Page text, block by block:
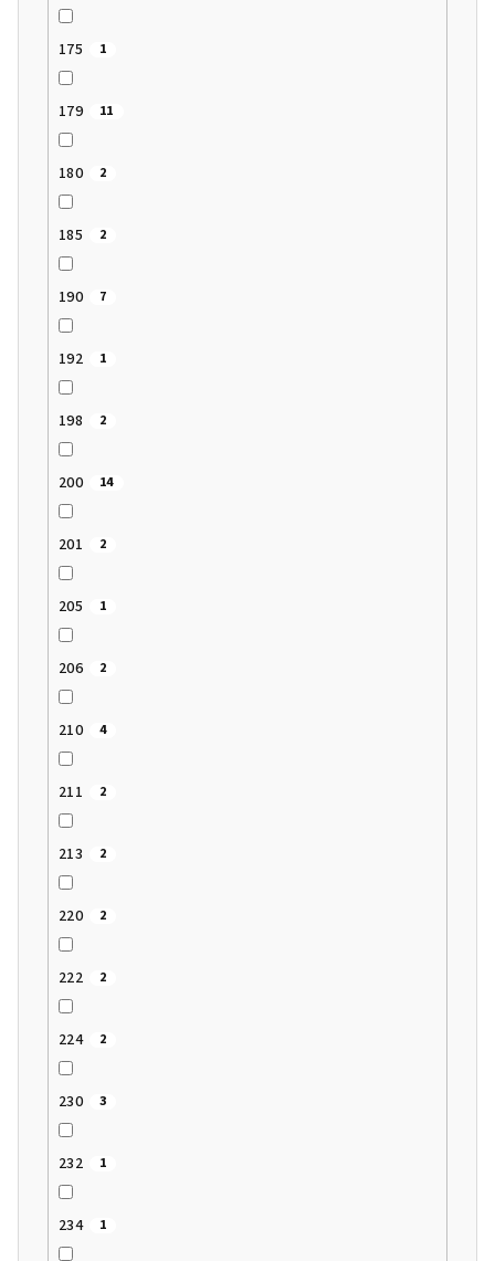
175 1
179 11
180 2
185 2
190 7
192 1
198 2
200 14
201 2
205 1
206 2
210 4
211 2
213 2
220 2
222 2
224 2
230 3
232 1
234 1